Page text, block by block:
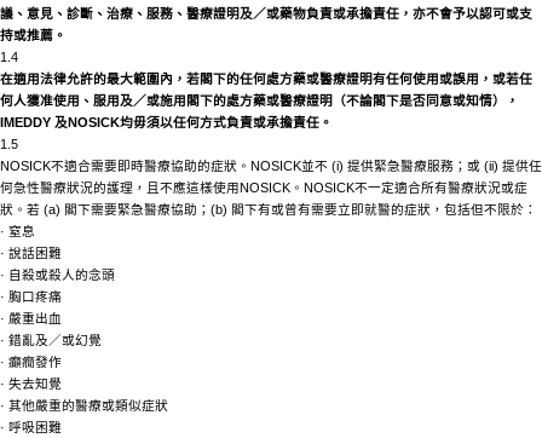
議、意見、診斷、治療、服務、醫療證明及／或藥物負責或承擔責任，亦不會予以認可或支
持或推薦。
1.4
在適用法律允許的最大範圍內，若閣下的任何處方藥或醫療證明有任何使用或誤用，或若任
何人獲准使用、服用及／或施用閣下的處方藥或醫療證明（不論閣下是否同意或知情），
IMEDDY 及NOSICK均毋須以任何方式負責或承擔責任。
1.5
NOSICK不適合需要即時醫療協助的症狀。 NOSICK並不 (i) 提供緊急醫療服務；或 (ii) 提供任
何急性醫療狀況的護理，且不應這樣使用NOSICK 。 NOSICK不一定適合所有醫療狀況或症
狀。若 (a) 閣下需要緊急醫療協助；(b) 閣下有或曾有需要立即就醫的症狀，包括但不限於：
· 窒息
· 說話困難
· 自殺或殺人的念頭
· 胸口疼痛
· 嚴重出血
· 錯亂及／或幻覺
· 癲癇發作
· 失去知覺
· 其他嚴重的醫療或類似症狀
· 呼吸困難